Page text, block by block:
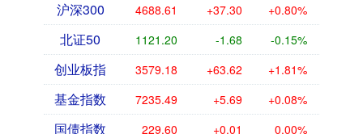
沪深300 4688.61 +37.30 +0.80%
北证50 1121.20 -1.68 -0.15%
创业板指 3579.18 +63.62 +1.81%
基金指数 7235.49 +5.69 +0.08%
国债指数 229.60 +0.01 0.00%